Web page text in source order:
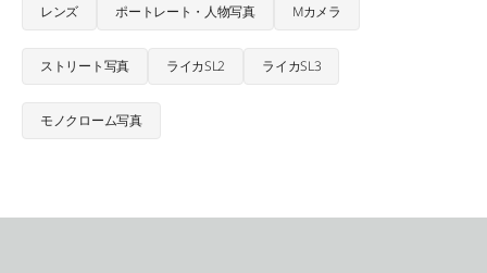
レンズ ポートレート・人物写真 Mカメラ
ストリート写真 ライカSL2 ライカSL3
モノクローム写真